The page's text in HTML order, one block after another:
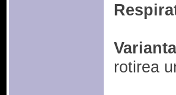
rotirea